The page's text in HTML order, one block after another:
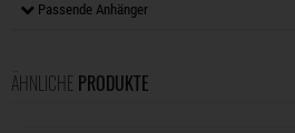
Passende Anhänger
ÄHNLICHE PRODUKTE